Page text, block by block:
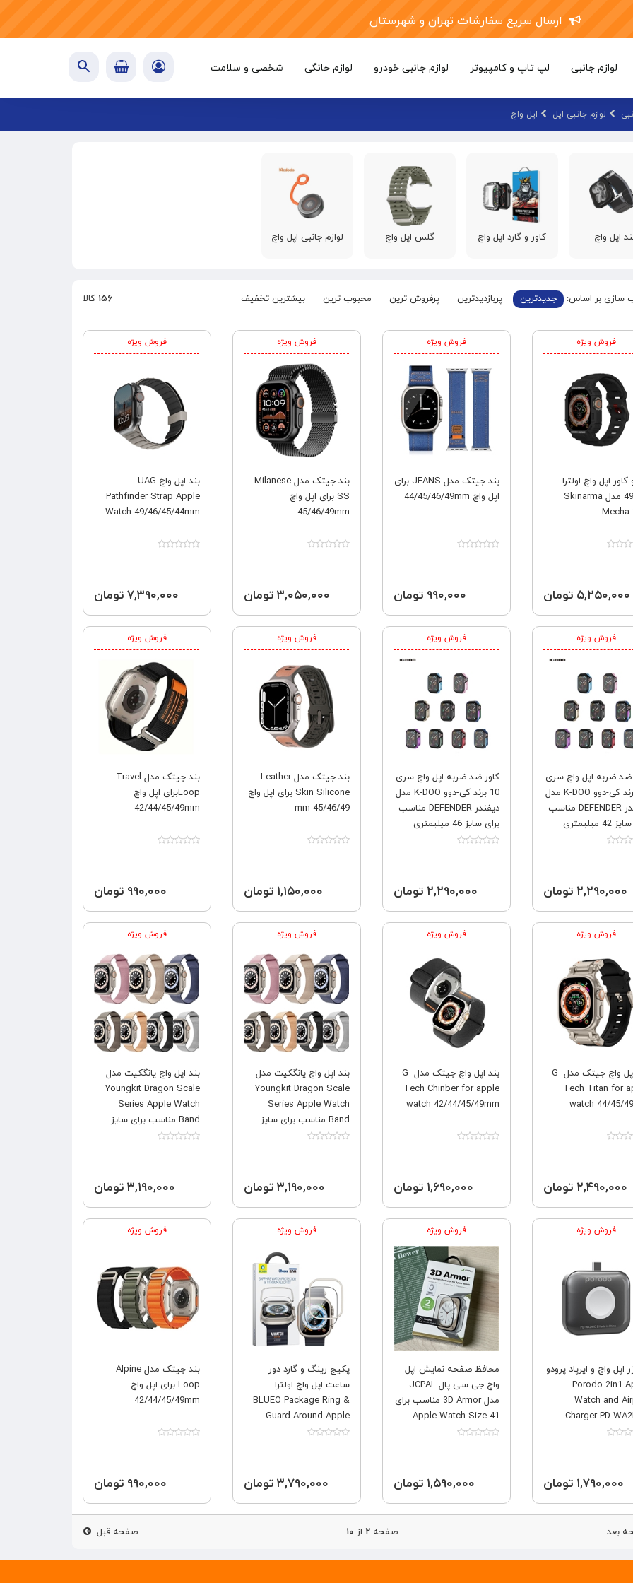
ارسال سریع سفارشات تهران و شهرستان
لوازم جانبی لپ تاپ و کامپیوتر لوازم جانبی خودرو لوازم حانگی شخصی و سلامت
لوازم جانبی اپل اپل واچ
اپل واچ کاور و گارد اپل واچ گلس اپل واچ لوازم جانبی اپل واچ
سازی بر اساس: جدیدترین پربازدیدترین پرفروش ترین محبوب ترین بیشترین تخفیف ۱۵۶ کالا
فروش ویژه
کاور اپل واچ اولترا
49mm مدل Skinarma
Mecha
۵,۲۵۰,۰۰۰ تومان
فروش ویژه
بند جیتک مدل JEANS برای
اپل واچ 44/45/46/49mm
۹۹۰,۰۰۰ تومان
فروش ویژه
بند جیتک مدل Milanese
SS برای اپل واچ
45/46/49mm
۳,۰۵۰,۰۰۰ تومان
فروش ویژه
بند اپل واچ UAG
Pathfinder Strap Apple
Watch 49/46/45/44mm
۷,۳۹۰,۰۰۰ تومان
فروش ویژه
ضد ضربه اپل واچ سری
10 برند کی-دوو K-DOO مدل
دیفندر DEFENDER مناسب
میلیمتری
۲,۲۹۰,۰۰۰ تومان
فروش ویژه
کاور ضد ضربه اپل واچ سری
10 برند کی-دوو K-DOO مدل
دیفندر DEFENDER مناسب
برای سایز 46 میلیمتری
۲,۲۹۰,۰۰۰ تومان
فروش ویژه
بند جیتک مدل Leather
Skin Silicone برای اپل واچ
45/46/49 mm
۱,۱۵۰,۰۰۰ تومان
فروش ویژه
بند جیتک مدل Travel
Loopبرای اپل واچ
42/44/45/49mm
۹۹۰,۰۰۰ تومان
فروش ویژه
بند اپل واچ جیتک مدل G-
Tech Titan for
watch 44/45/
۲,۴۹۰,۰۰۰ تومان
فروش ویژه
بند اپل واچ جیتک مدل G-
Tech Chinber for apple
watch 42/44/45/49mm
۱,۶۹۰,۰۰۰ تومان
فروش ویژه
بند اپل واچ یانگکیت مدل
Youngkit Dragon Scale
Series Apple Watch
Band مناسب برای سایز
38,40,41
۳,۱۹۰,۰۰۰ تومان
فروش ویژه
بند اپل واچ یانگکیت مدل
Youngkit Dragon Scale
Series Apple Watch
Band مناسب برای سایز
42,44,45,49
۳,۱۹۰,۰۰۰ تومان
فروش ویژه
اپل واچ و ایرپاد پرودو
Porodo 2in1
Watch and
Charger PD-
۱,۷۹۰,۰۰۰ تومان
فروش ویژه
محافظ صفحه نمایش اپل
واچ جی سی پال JCPAL
مدل 3D Armor مناسب برای
Apple Watch Size 41
۱,۵۹۰,۰۰۰ تومان
فروش ویژه
پکیج رینگ و گارد دور
ساعت اپل واچ اولترا
BLUEO Package Ring &
Guard Around Apple
watch ultra 1,2
۳,۷۹۰,۰۰۰ تومان
فروش ویژه
بند جیتک مدل Alpine
Loop برای اپل واچ
42/44/45/49mm
۹۹۰,۰۰۰ تومان
بعد صفحه۲ از ۱۰ صفحه قبل